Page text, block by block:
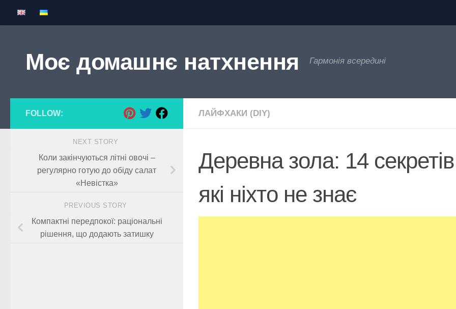
Skip to content
Моє домашнє натхнення Гармонія всередині
ЛАЙФХАКИ (DIY)
Деревна зола: 14
які ніхто не знає
FOLLOW:
NEXT STORY
Коли закінчуються літні овочі –
регулярно готую до обіду салат
«Невістка»
PREVIOUS STORY
Компактні передпокої: раціональні
рішення, що додають затишку